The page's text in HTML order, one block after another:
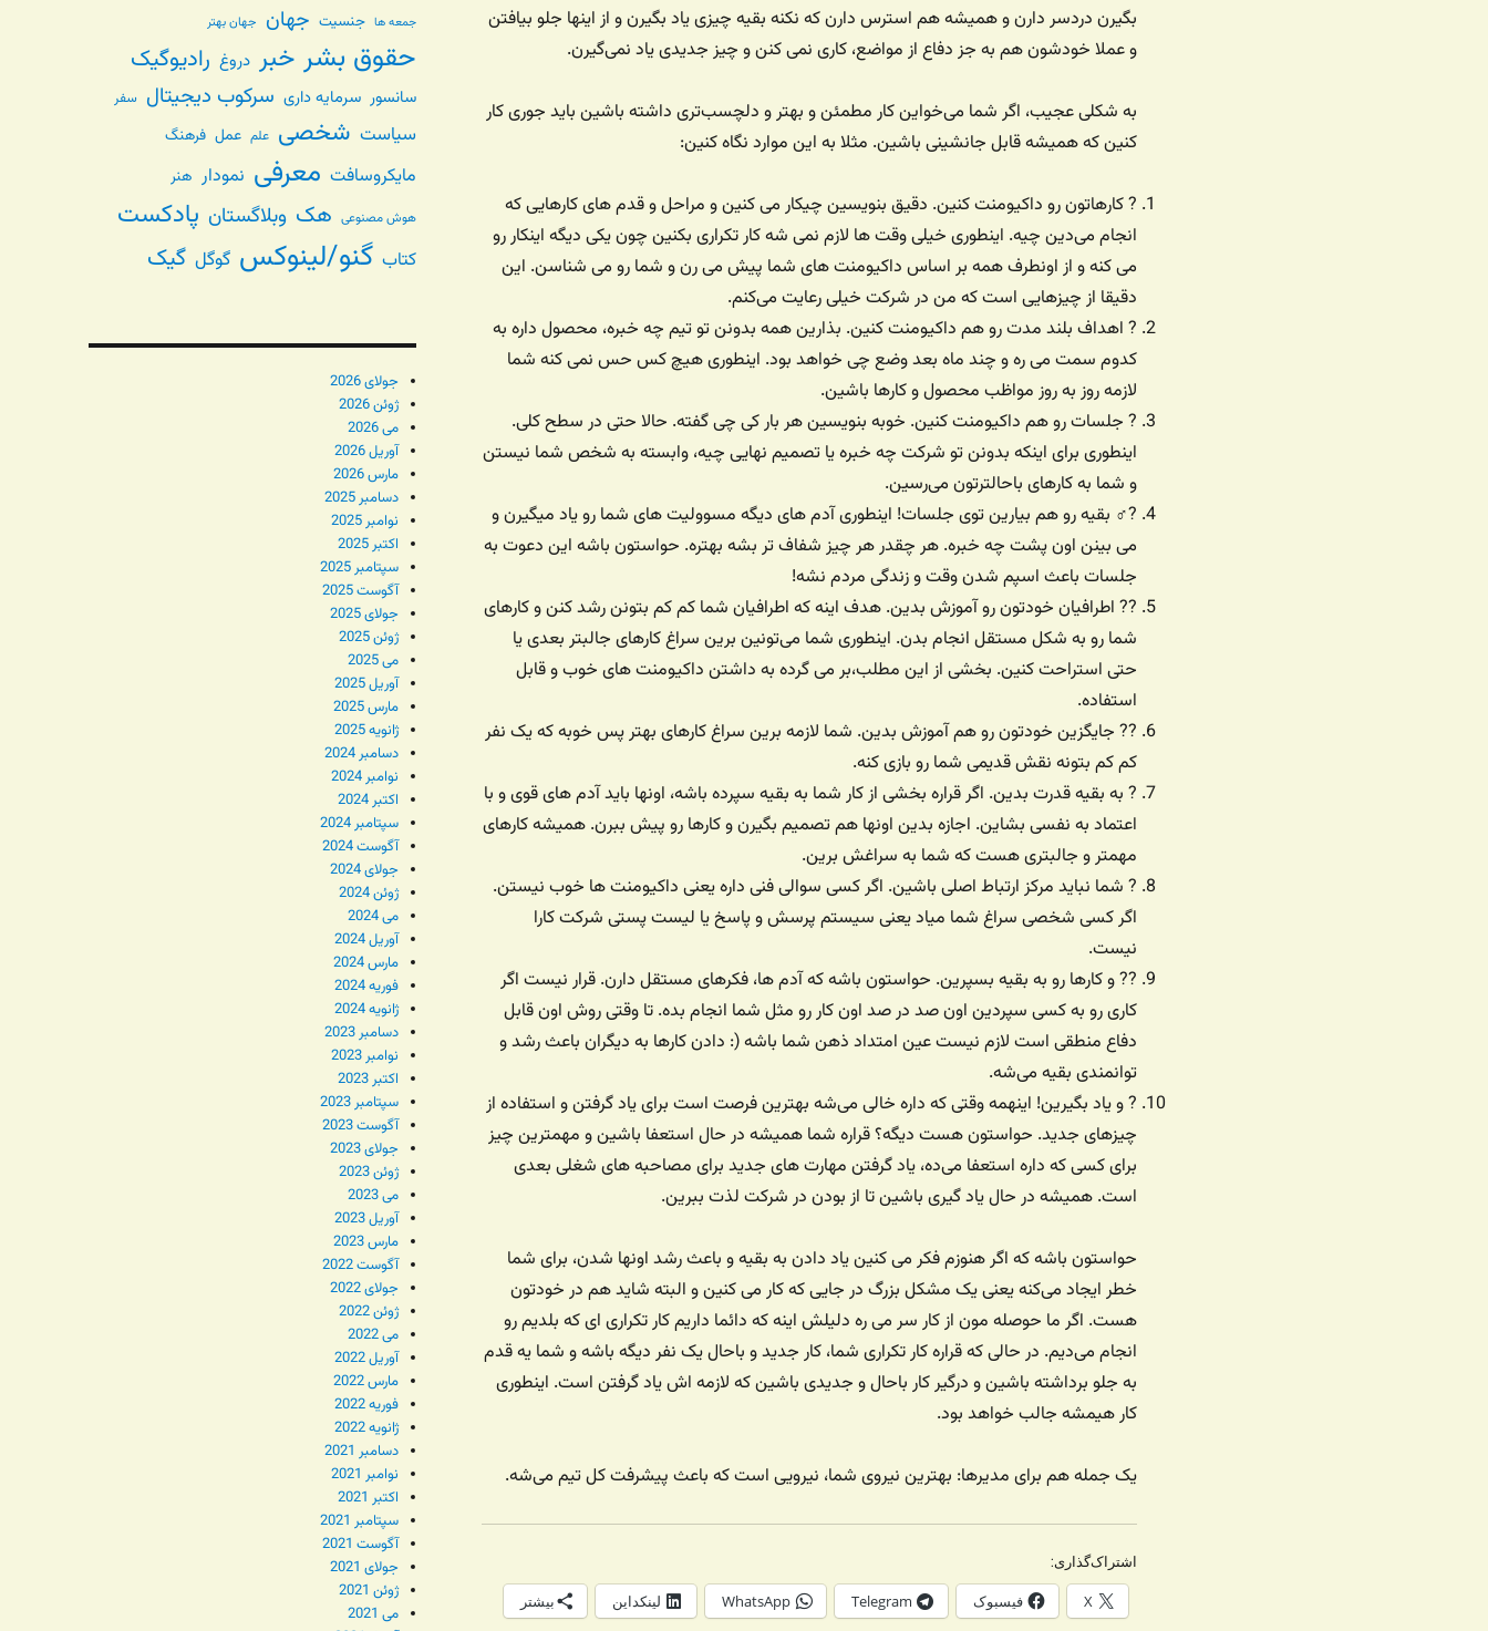
بگیرن دردسر دارن و همیشه هم استرس دارن که نکنه بقیه چیزی یاد بگیرن و از اینها جلو بیافتن
و عملا خودشون هم به جز دفاع از مواضع، کاری نمی کنن و چیز جدیدی یاد نمی‌گیرن.
به شکلی عجیب،‌ اگر شما می‌خواین کار مطمئن و بهتر و دلچسب‌تری داشته باشین باید جوری کار
کنین که همیشه قابل جانشینی باشین. مثلا به این موارد نگاه کنین:
? کارهاتون رو داکیومنت کنین. دقیق بنویسین چیکار می کنین و مراحل و قدم های کارهایی که
انجام می‌دین چیه. اینطوری خیلی وقت ها لازم نمی شه کار تکراری بکنین چون یکی دیگه اینکار رو
می کنه و از اونطرف همه بر اساس داکیومنت های شما پیش می رن و شما رو می شناسن. این
دقیقا از چیزهایی است که من در شرکت خیلی رعایت می‌کنم.
? اهداف بلند مدت رو هم داکیومنت کنین. بذارین همه بدونن تو تیم چه خبره، محصول داره به
کدوم سمت می ره و چند ماه بعد وضع چی خواهد بود. اینطوری هیچ کس حس نمی کنه شما
لازمه روز به روز مواظب محصول و کارها باشین.
? جلسات رو هم داکیومنت کنین. خوبه بنویسین هر بار کی چی گفته. حالا حتی در سطح کلی.
اینطوری برای اینکه بدونن تو شرکت چه خبره یا تصمیم نهایی چیه، وابسته به شخص شما نیستن
و شما به کارهای باحالترتون می‌رسین.
?‍♂️ بقیه رو هم بیارین توی جلسات! اینطوری آدم های دیگه مسوولیت های شما رو یاد میگیرن و
می بینن اون پشت چه خبره. هر چقدر هر چیز شفاف تر بشه بهتره. حواستون باشه این دعوت به
جلسات باعث اسپم شدن وقت و زندگی مردم نشه!
?‍? اطرافیان خودتون رو آموزش بدین. هدف اینه که اطرافیان شما کم کم بتونن رشد کنن و کارهای
شما رو به شکل مستقل انجام بدن. اینطوری شما می‌تونین برین سراغ کارهای جالبتر بعدی یا
حتی استراحت کنین. بخشی از این مطلب،بر می گرده به داشتن داکیومنت های خوب و قابل
استفاده.
?‍? جایگزین خودتون رو هم آموزش بدین. شما لازمه برین سراغ کارهای بهتر پس خوبه که یک نفر
کم کم بتونه نقش قدیمی شما رو بازی کنه.
? به بقیه قدرت بدین. اگر قراره بخشی از کار شما به بقیه سپرده باشه، اونها باید آدم های قوی و با
اعتماد به نفسی بشاین. اجازه بدین اونها هم تصمیم بگیرن و کارها رو پیش ببرن. همیشه کارهای
مهمتر و جالبتری هست که شما به سراغش برین.
? شما نباید مرکز ارتباط اصلی باشین. اگر کسی سوالی فنی داره یعنی داکیومنت ها خوب نیستن.
اگر کسی شخصی سراغ شما میاد یعنی سیستم پرسش و پاسخ یا لیست پستی شرکت کارا
نیست.
?‍? و کارها رو به بقیه بسپرین. حواستون باشه که آدم ها، فکرهای مستقل دارن. قرار نیست اگر
کاری رو به کسی سپردین اون صد در صد اون کار رو مثل شما انجام بده. تا وقتی روش اون قابل
دفاع منطقی است لازم نیست عین امتداد ذهن شما باشه (: دادن کارها به دیگران باعث رشد و
توانمندی بقیه می‌شه.
? و یاد بگیرین! اینهمه وقتی که داره خالی می‌شه بهترین فرصت است برای یاد گرفتن و استفاده از
چیزهای جدید. حواستون هست دیگه؟ قراره شما همیشه در حال استعفا باشین و مهمترین چیز
برای کسی که داره استعفا می‌ده، یاد گرفتن مهارت های جدید برای مصاحبه های شغلی بعدی
است. همیشه در حال یاد گیری باشین تا از بودن در شرکت لذت ببرین.
حواستون باشه که اگر هنوزم فکر می کنین یاد دادن به بقیه و باعث رشد اونها شدن، برای شما
خطر ایجاد می‌کنه یعنی یک مشکل بزرگ در جایی که کار می کنین و البته شاید هم در خودتون
هست. اگر ما حوصله مون از کار سر می ره دلیلش اینه که دائما داریم کار تکراری ای که بلدیم رو
انجام می‌دیم. در حالی که قراره کار تکراری شما، کار جدید و باحال یک نفر دیگه باشه و شما یه قدم
به جلو برداشته باشین و درگیر کار باحال و جدیدی باشین که لازمه اش یاد گرفتن است. اینطوری
کار هیمشه جالب خواهد بود.
یک جمله هم برای مدیرها: بهترین نیروی شما، نیرویی است که باعث پیشرفت کل تیم می‌شه.
اشتراک‌گذاری:
X فیسبوک Telegram
WhatsApp لینکداین بیشتر
جمعه ها جنسیت جهان جهان بهتر
حقوق بشر خبر دروغ رادیوگیک
سانسور سرمایه داری سرکوب دیجیتال سفر
سیاست شخصی علم عمل فرهنگ
مایکروسافت معرفی نمودار هنر
هوش مصنوعی هک وبلاگستان پادکست
کتاب گنو/لینوکس گوگل گیک
جولای 2026
ژوئن 2026
می 2026
آوریل 2026
مارس 2026
دسامبر 2025
نوامبر 2025
اکتبر 2025
سپتامبر 2025
آگوست 2025
جولای 2025
ژوئن 2025
می 2025
آوریل 2025
مارس 2025
ژانویه 2025
دسامبر 2024
نوامبر 2024
اکتبر 2024
سپتامبر 2024
آگوست 2024
جولای 2024
ژوئن 2024
می 2024
آوریل 2024
مارس 2024
فوریه 2024
ژانویه 2024
دسامبر 2023
نوامبر 2023
اکتبر 2023
سپتامبر 2023
آگوست 2023
جولای 2023
ژوئن 2023
می 2023
آوریل 2023
مارس 2023
آگوست 2022
جولای 2022
ژوئن 2022
می 2022
آوریل 2022
مارس 2022
فوریه 2022
ژانویه 2022
دسامبر 2021
نوامبر 2021
اکتبر 2021
سپتامبر 2021
آگوست 2021
جولای 2021
ژوئن 2021
می 2021